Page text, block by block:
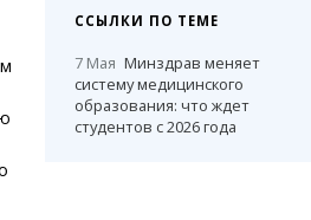
ССЫЛКИ ПО ТЕМЕ
7 Мая Минздрав меняет
систему медицинского
образования: что ждет
студентов с 2026 года